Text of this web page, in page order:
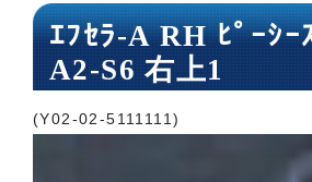
トップページ
ネット販売ページ
歯科関連機器
ｴﾌｾﾗ-A RH ﾋﾟｰｼｰ
A2-S6 右上1
(Y02-02-5111111)